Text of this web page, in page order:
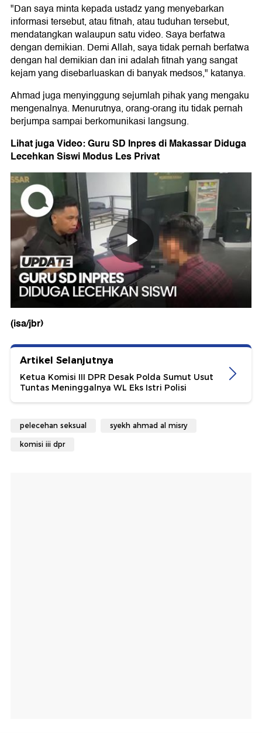
"Dan saya minta kepada ustadz yang menyebarkan
informasi tersebut, atau fitnah, atau tuduhan tersebut,
mendatangkan walaupun satu video. Saya berfatwa
dengan demikian. Demi Allah, saya tidak pernah berfatwa
dengan hal demikian dan ini adalah fitnah yang sangat
kejam yang disebarluaskan di banyak medsos," katanya.
Ahmad juga menyinggung sejumlah pihak yang mengaku
mengenalnya. Menurutnya, orang-orang itu tidak pernah
berjumpa sampai berkomunikasi langsung.
Lihat juga Video: Guru SD Inpres di Makassar Diduga
Lecehkan Siswi Modus Les Privat
(isa/jbr)
Artikel Selanjutnya
Ketua Komisi III DPR Desak Polda Sumut Usut
Tuntas Meninggalnya WL Eks Istri Polisi
pelecehan seksual syekh ahmad al misry
komisi iii dpr